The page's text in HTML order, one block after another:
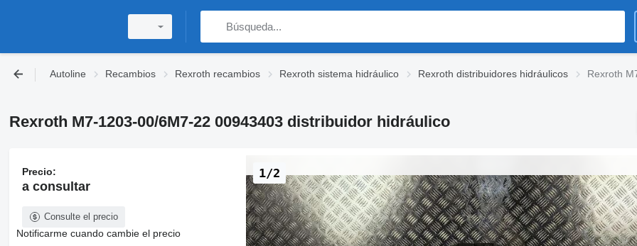
Autoline Recambios Rexroth recambios Rexroth sistema hidráulico Rexroth distribuidores hidráulicos Rexroth
Rexroth M7-1203-00/6M7-22 00943403 distribuidor hidráulico
1/2
Precio:
a consultar
Consulte el precio
Notificarme cuando cambie el precio